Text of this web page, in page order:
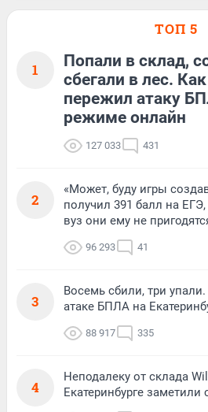
ТОП 5
1
Попали в склад,
сбегали в лес.
пережил атаку
режиме онлайн
127 033 431
2
«Может, буду игры
получил 391 балл на
вуз они ему не
96 293 41
3
Восемь сбили, три
атаке БПЛА на
88 917 335
4
Неподалеку от склада
Екатеринбурге